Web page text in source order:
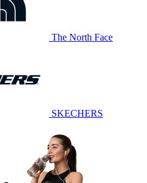
The North Face
SKECHERS